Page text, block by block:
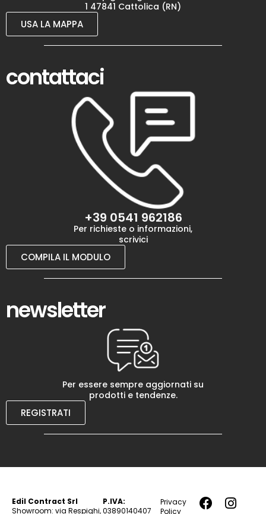
1 47841 Cattolica (RN)
USA LA MAPPA
contattaci
+39 0541 962186
Per richieste o informazioni,
scrivici
COMPILA IL MODULO
newsletter
Per essere sempre aggiornati su
prodotti e tendenze.
REGISTRATI
Edil Contract Srl
Showroom: via Respighi,
P.IVA:
03890140407
Privacy
Policy